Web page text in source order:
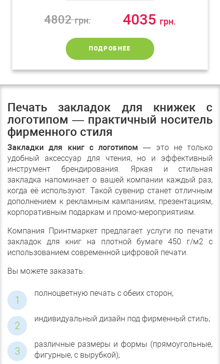
4802грн. 4035 грн.
ПОДРОБНЕЕ
Печать закладок для книжек с
логотипом — практичный носитель
фирменного стиля
Закладки для книг с логотипом — это не только
удобный аксессуар для чтения, но и эффективный
инструмент брендирования. Яркая и стильная
закладка напоминает о вашей компании каждый раз,
когда её используют. Такой сувенир станет отличным
дополнением к рекламным кампаниям, презентациям,
корпоративным подаркам и промо-мероприятиям.
Компания Принтмаркет предлагает услуги по печати
закладок для книг на плотной бумаге 450 г/м2 с
использованием современной цифровой печати.
Вы можете заказать:
полноцветную печать с обеих сторон;
индивидуальный дизайн под фирменный стиль;
различные размеры и формы (прямоугольные,
фигурные, с вырубкой);